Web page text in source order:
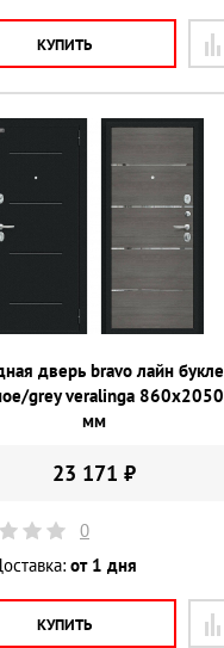
КУПИТЬ
дверь bravo лайн букле
grey veralinga 860х2050
мм
23 171 ₽
0
от 1 дня
КУПИТЬ